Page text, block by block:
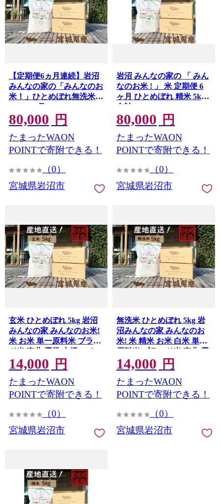
【定期便6ヵ月連続】岩沼
みんなの家の「みんなのお
米！」ひとめぼれ無洗米
5kg×6ヶ月
80,000 円
たまったWAON
POINTで寄附できる！
（0）
宮城県岩沼市
岩沼 みんなの家の 「 みん
なのお米 ! 」 米 定期便 6
ヶ月 ひとめぼれ 精米 5kg
80,000 円
たまったWAON
POINTで寄附できる！
（0）
宮城県岩沼市
玄米 ひとめぼれ 5kg 岩沼
みんなの家 みんなのお米!
米 お米 単一原料米 ブラン
ド米 東北 震災 支援 こめ
コメ おこめ ご飯 ごはん 5
キロ 産地直送 送料無料 宮
城県産 宮城 宮城県 岩沼市
14,000 円
たまったWAON
POINTで寄附できる！
（0）
宮城県岩沼市
無洗米 ひとめぼれ 5kg 岩
沼みんなの家 みんなのお
米! 米 精米 お米 白米 単一
原料米 ブランド米 東北 震
災 支援 こめ コメ おこめ
ご飯 ごはん 5キロ 産地直
送 送料無料 宮城県産 宮城
宮城県 岩沼市
14,000 円
たまったWAON
POINTで寄附できる！
（0）
宮城県岩沼市